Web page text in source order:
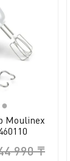
●
Moulinex
990 ₸